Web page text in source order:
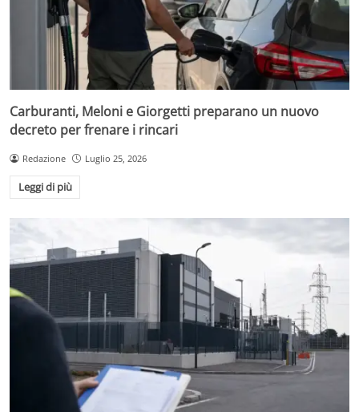
Carburanti, Meloni e Giorgetti preparano un nuovo
decreto per frenare i rincari
Redazione Luglio 25, 2026
Leggi di più